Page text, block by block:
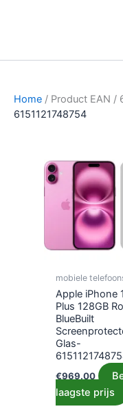
inhoud
Home / Product EAN /
6151121748754
mobiele
Apple iPhone
Plus 128GB
BlueBuilt
Glas-
€969.00
laagste prijs